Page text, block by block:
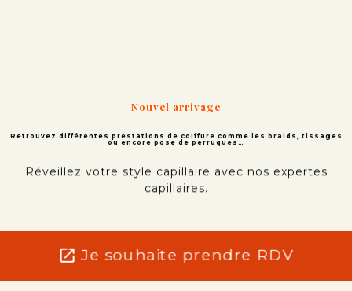
Nouvel arrivage
Retrouvez différentes prestations de coiffure comme les braids, tissages
ou encore pose de perruques…
Réveillez votre style capillaire avec nos expertes
capillaires.
open_in_new Je souhaite prendre RDV